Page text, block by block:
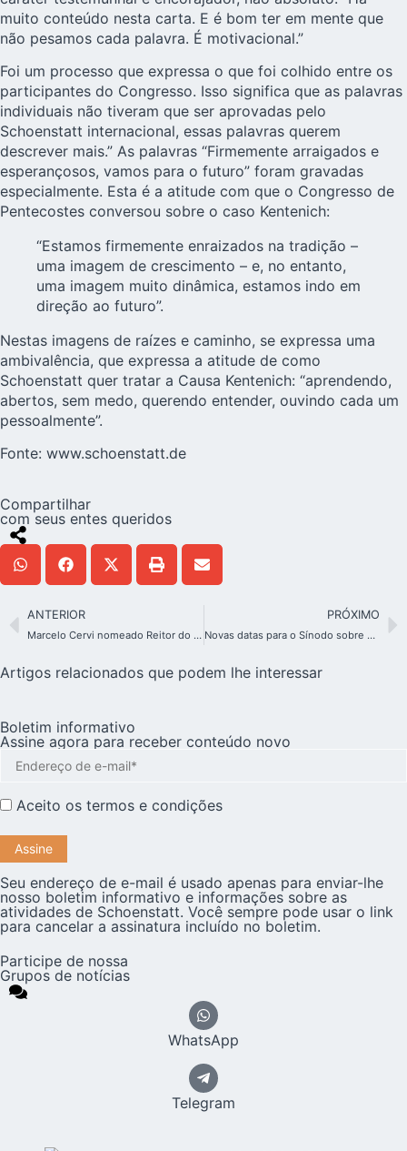
muito conteúdo nesta carta. E é bom ter em mente que
não pesamos cada palavra. É motivacional.”
Foi um processo que expressa o que foi colhido entre os
participantes do Congresso. Isso significa que as palavras
individuais não tiveram que ser aprovadas pelo
Schoenstatt internacional, essas palavras querem
descrever mais.” As palavras “Firmemente arraigados e
esperançosos, vamos para o futuro” foram gravadas
especialmente. Esta é a atitude com que o Congresso de
Pentecostes conversou sobre o caso Kentenich:
“Estamos firmemente enraizados na tradição –
uma imagem de crescimento – e, no entanto,
uma imagem muito dinâmica, estamos indo em
direção ao futuro”.
Nestas imagens de raízes e caminho, se expressa uma
ambivalência, que expressa a atitude de como
Schoenstatt quer tratar a Causa Kentenich: “aprendendo,
abertos, sem medo, querendo entender, ouvindo cada um
pessoalmente”.
Fonte: www.schoenstatt.de
Compartilhar
com seus entes queridos
ANTERIOR
Marcelo Cervi nomeado Reitor do Centro Internacional de Roma por mais três anos
PRÓXIMO
Novas datas para o Sínodo sobre a sinodalidade
Artigos relacionados que podem lhe interessar
Boletim informativo
Assine agora para receber conteúdo novo
Aceito os termos e condições
Seu endereço de e-mail é usado apenas para enviar-lhe
nosso boletim informativo e informações sobre as
atividades de Schoenstatt. Você sempre pode usar o link
para cancelar a assinatura incluído no boletim.
Participe de nossa
Grupos de notícias
WhatsApp
Telegram